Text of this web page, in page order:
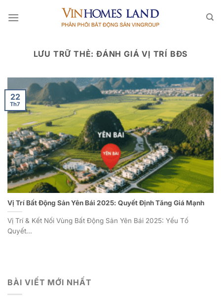
qua
LƯU TRỮ THẺ:ĐÁNH GIÁ VỊ TRÍ BĐS
Vị Trí Bất Động Sản Yên Bái 2025: Quyết Định Tăng Giá Mạnh
Vị Trí & Kết Nối Vùng Bất Động Sản Yên Bái 2025: Yếu Tố
Quyết...
22
Th7
BÀI VIẾT MỚI NHẤT